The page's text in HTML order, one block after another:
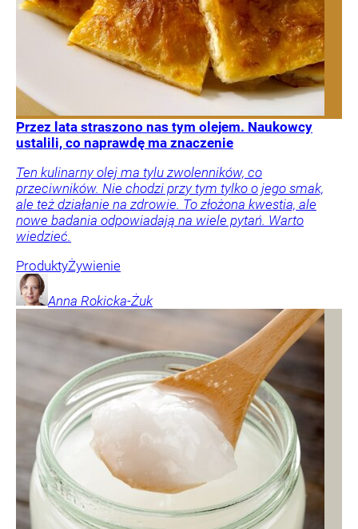
Przez lata straszono nas tym olejem. Naukowcy
ustalili, co naprawdę ma znaczenie
Ten kulinarny olej ma tylu zwolenników, co
przeciwników. Nie chodzi przy tym tylko o jego smak,
ale też działanie na zdrowie. To złożona kwestia, ale
nowe badania odpowiadają na wiele pytań. Warto
wiedzieć.
ProduktyŻywienie
Anna Rokicka-Żuk